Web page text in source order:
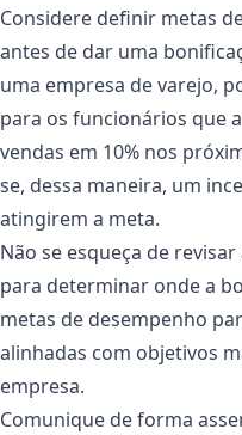
Considere definir metas
antes de dar uma
uma empresa de varejo,
para os funcionários que
vendas em 10% nos
se, dessa maneira, um
atingirem a meta.
Não se esqueça de
para determinar onde a
metas de desempenho
alinhadas com objetivos
empresa.
Comunique de forma